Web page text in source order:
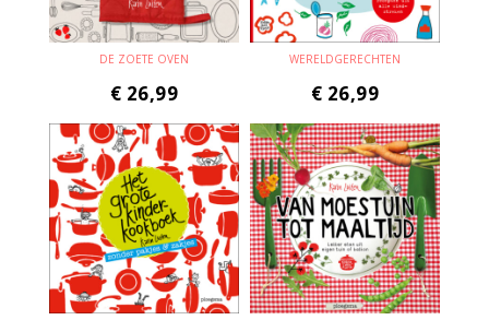
DE ZOETE OVEN
€ 26,99
WERELDGERECHTEN
€ 26,99